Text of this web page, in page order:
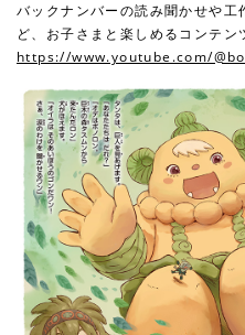
バックナンバーの読み聞かせや
ど、お子さまと楽しめるコンテン
https://www.youtube.com/